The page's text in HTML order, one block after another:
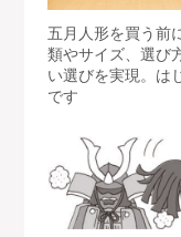
五月人形を買う前
類やサイズ、選び
い選びを実現。は
です